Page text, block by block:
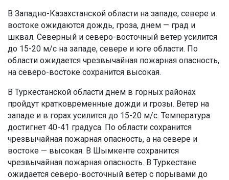
В Западно-Казахстанской области на западе, севере и
востоке ожидаются дождь, гроза, днем — град и
шквал. Северный и северо-восточный ветер усилится
до 15-20 м/с на западе, севере и юге области. По
области ожидается чрезвычайная пожарная опасность,
на северо-востоке сохранится высокая.
В Туркестанской области днем в горных районах
пройдут кратковременные дожди и грозы. Ветер на
западе и в горах усилится до 15-20 м/с. Температура
достигнет 40-41 градуса. По области сохранится
чрезвычайная пожарная опасность, а на севере и
востоке — высокая. В Шымкенте сохранится
чрезвычайная пожарная опасность. В Туркестане
ожидается северо-восточный ветер с порывами до